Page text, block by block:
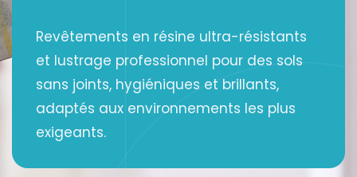
Revêtements en résine ultra-résistants
et lustrage professionnel pour des sols
sans joints, hygiéniques et brillants,
adaptés aux environnements les plus
exigeants.